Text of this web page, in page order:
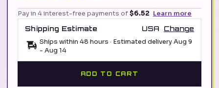
Pay in 4 interest-free payments of$6.52 Learn more
Shipping Estimate
USA
Change
Ships within 48 hours · Estimated deliveryAug 9
- Aug 14
ADD TO CART